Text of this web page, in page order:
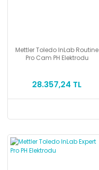
Mettler Toledo InLab Routine
Pro Cam PH Elektrodu
28.357,24 TL